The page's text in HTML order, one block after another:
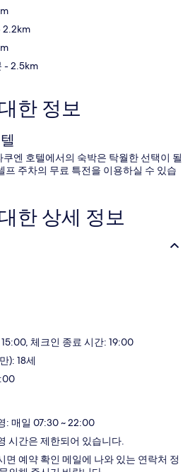
2.2km
- 2.5km
한 정보
엔 호텔에서의 숙박은 탁월한 선택이 될
프 주차의 무료 특전을 이용하실 수 있습
한 상세 정보
체크인 종료 시간: 19:00
): 18세
: 매일 07:30 ~ 22:00
시간은 제한되어 있습니다.
면 예약 확인 메일에 나와 있는 연락처 정